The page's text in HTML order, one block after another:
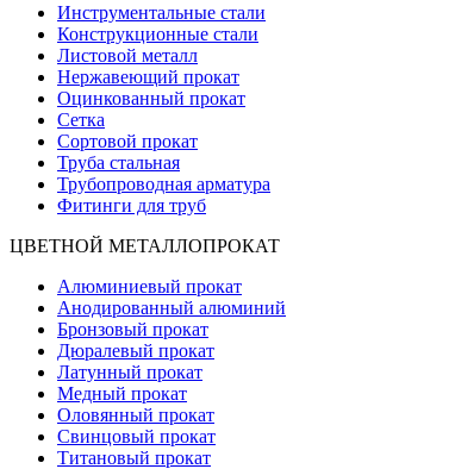
Инструментальные стали
Конструкционные стали
Листовой металл
Нержавеющий прокат
Оцинкованный прокат
Сетка
Сортовой прокат
Труба стальная
Трубопроводная арматура
Фитинги для труб
ЦВЕТНОЙ МЕТАЛЛОПРОКАТ
Алюминиевый прокат
Анодированный алюминий
Бронзовый прокат
Дюралевый прокат
Латунный прокат
Медный прокат
Оловянный прокат
Свинцовый прокат
Титановый прокат